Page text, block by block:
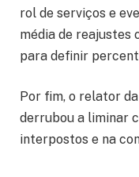
rol de serviços e
média de reajustes
para definir
Por fim, o relator
derrubou a liminar
interpostos e na